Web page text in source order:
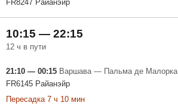
FR8247 Райанэйр
10:15 — 22:15
12 ч в пути
21:10 — 00:15 Варшава — Пальма де Малорка
FR6145 Райанэйр
Пересадка 7 ч 10 мин